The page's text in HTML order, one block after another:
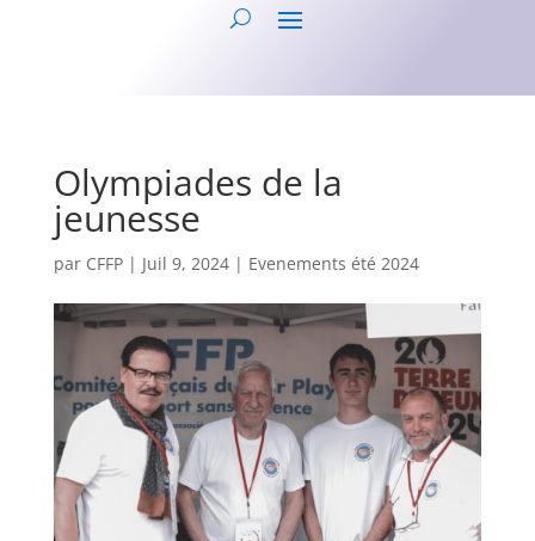
Olympiades de la
jeunesse
par CFFP| Juil 9, 2024| Evenements été 2024